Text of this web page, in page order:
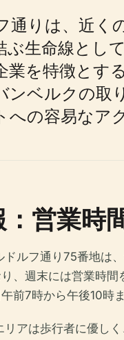
通りは、近く
ぶ生命線とし
業を特徴とす
ンベルクの取
への容易なア
営業時
ドルフ通り75番地は
、週末には営業時
前7時から午後10時
リアは歩行者に優し